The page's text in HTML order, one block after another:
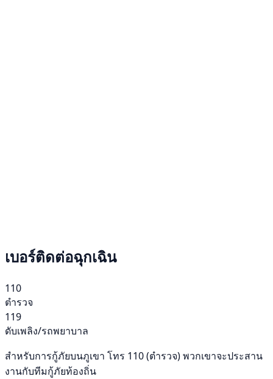
เบอร์ติดต่อฉุกเฉิน
110
ตำรวจ
119
ดับเพลิง/รถพยาบาล
สำหรับการกู้ภัยบนภูเขา โทร 110 (ตำรวจ) พวกเขาจะประสาน
งานกับทีมกู้ภัยท้องถิ่น